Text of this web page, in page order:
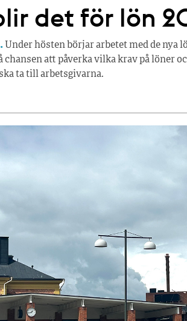
det för lön
Under hösten börjar arbetet med de nya
chansen att påverka vilka krav på löner
ta till arbetsgivarna.